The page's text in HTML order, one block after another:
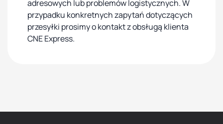
adresowych lub problemów logistycznych. W
przypadku konkretnych zapytań dotyczących
przesyłki prosimy o kontakt z obsługą klienta
CNE Express.